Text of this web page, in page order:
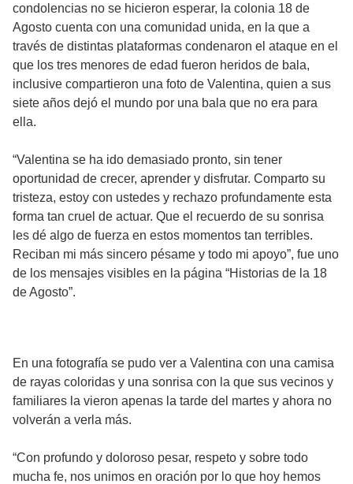
condolencias no se hicieron esperar, la colonia 18 de
Agosto cuenta con una comunidad unida, en la que a
través de distintas plataformas condenaron el ataque en el
que los tres menores de edad fueron heridos de bala,
inclusive compartieron una foto de Valentina, quien a sus
siete años dejó el mundo por una bala que no era para
ella.
“Valentina se ha ido demasiado pronto, sin tener
oportunidad de crecer, aprender y disfrutar. Comparto su
tristeza, estoy con ustedes y rechazo profundamente esta
forma tan cruel de actuar. Que el recuerdo de su sonrisa
les dé algo de fuerza en estos momentos tan terribles.
Reciban mi más sincero pésame y todo mi apoyo”, fue uno
de los mensajes visibles en la página “Historias de la 18
de Agosto”.
En una fotografía se pudo ver a Valentina con una camisa
de rayas coloridas y una sonrisa con la que sus vecinos y
familiares la vieron apenas la tarde del martes y ahora no
volverán a verla más.
“Con profundo y doloroso pesar, respeto y sobre todo
mucha fe, nos unimos en oración por lo que hoy hemos